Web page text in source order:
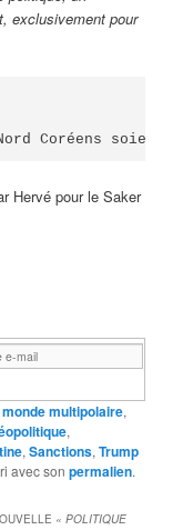
exclusivement pour
Coréens soient
Hervé pour le Saker
multipolaire,
,
,Sanctions,Trump
avec sonpermalien.
« POLITIQUE